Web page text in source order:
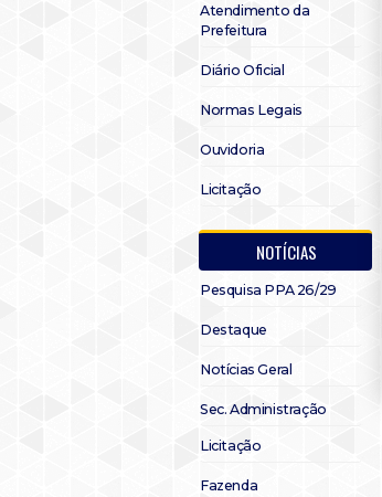
Atendimento da
Prefeitura
Diário Oficial
Normas Legais
Ouvidoria
Licitação
NOTÍCIAS
Pesquisa PPA 26/29
Destaque
Notícias Geral
Sec. Administração
Licitação
Fazenda